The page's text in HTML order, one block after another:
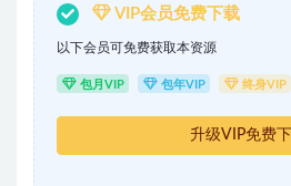
VIP会员免费下载
以下会员可免费获取本资源
包月VIP 包年VIP 终身VIP
升级VIP免费